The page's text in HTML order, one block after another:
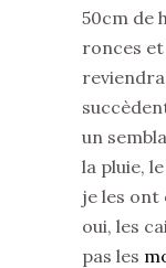
50cm de
ronces
un
la pluie,
je les ont
oui, les
pas les